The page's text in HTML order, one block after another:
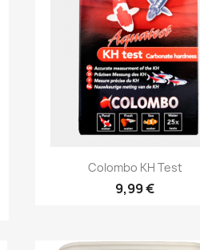
Aperçu rapide
Colombo KH Test
9,99 €